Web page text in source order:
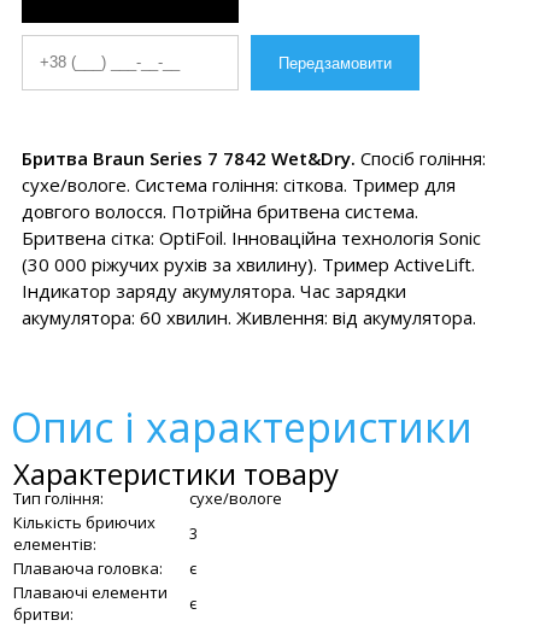
Бритва Braun Series 7 7842 Wet&Dry. Спосіб гоління:
сухе/вологе. Система гоління: сіткова. Тример для
довгого волосся. Потрійна бритвена система.
Бритвена сітка: OptiFoil. Інноваційна технологія Sonic
(30 000 ріжучих рухів за хвилину). Тример ActiveLift.
Індикатор заряду акумулятора. Час зарядки
акумулятора: 60 хвилин. Живлення: від акумулятора.
Опис і характеристики
Характеристики товару
Тип гоління:
сухе/вологе
Кількість бриючих
елементів:
3
Плаваюча головка:
є
Плаваючі елементи
бритви:
є